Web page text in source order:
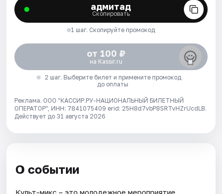
адмитад
Скопировать
1 шаг. Скопируйте промокод
от 100 ₽
на Kassir.ru
2 шаг. Выберите билет и примените промокод
до оплаты
Реклама. ООО "КАССИР.РУ-НАЦИОНАЛЬНЫЙ БИЛЕТНЫЙ
ОПЕРАТОР", ИНН: 7841075409 erid: 25H8d7vbP8SRTvHZrUcdLB.
Действует до 31 августа 2026
О событии
Культ-микс – это молодежное мероприятие,